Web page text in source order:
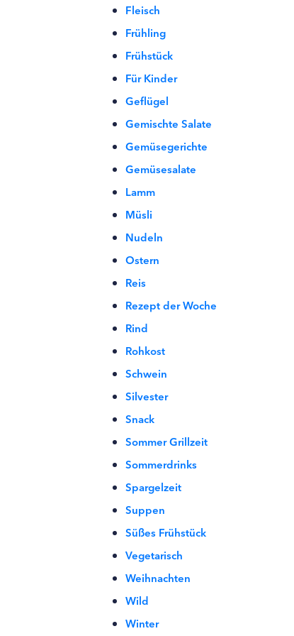
Fleisch
Frühling
Frühstück
Für Kinder
Geflügel
Gemischte Salate
Gemüsegerichte
Gemüsesalate
Lamm
Müsli
Nudeln
Ostern
Reis
Rezept der Woche
Rind
Rohkost
Schwein
Silvester
Snack
Sommer Grillzeit
Sommerdrinks
Spargelzeit
Suppen
Süßes Frühstück
Vegetarisch
Weihnachten
Wild
Winter